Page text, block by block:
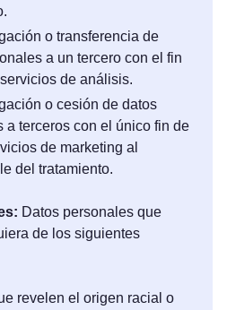
o transferencia de
a un tercero con el fin
de análisis.
o cesión de datos
a terceros con el único fin de
de marketing al
del tratamiento.
Datos personales que
de los siguientes
revelen el origen racial o